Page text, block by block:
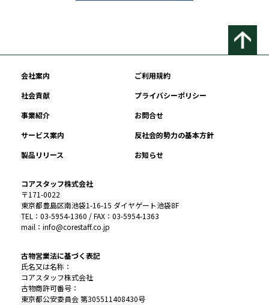
会社案内
ご利用規約
社会貢献
プライバシーポリシー
事業紹介
お問合せ
サービス案内
反社会的勢力の基本方針
製品リリース
お知らせ
コアスタッフ株式会社
〒171-0022
東京都豊島区南池袋1-16-15 ダイヤゲート池袋8F
TEL：03-5954-1360 / FAX：03-5954-1363
mail：info@corestaff.co.jp
古物営業法に基づく表記
氏名又は名称：
コアスタッフ株式会社
古物商許可番号：
東京都公安委員会 第305511408430号